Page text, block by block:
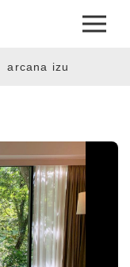
arcana izu